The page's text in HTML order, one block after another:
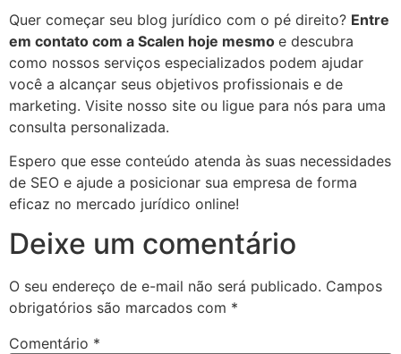
Quer começar seu blog jurídico com o pé direito? Entre
em contato com a Scalen hoje mesmo e descubra
como nossos serviços especializados podem ajudar
você a alcançar seus objetivos profissionais e de
marketing. Visite nosso site ou ligue para nós para uma
consulta personalizada.
Espero que esse conteúdo atenda às suas necessidades
de SEO e ajude a posicionar sua empresa de forma
eficaz no mercado jurídico online!
Deixe um comentário
O seu endereço de e-mail não será publicado. Campos
obrigatórios são marcados com *
Comentário *